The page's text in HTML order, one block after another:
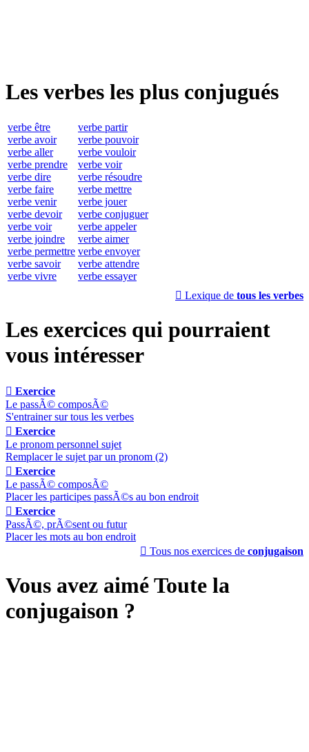
Les verbes les plus conjugués
verbe être
verbe avoir
verbe aller
verbe prendre
verbe dire
verbe faire
verbe venir
verbe devoir
verbe voir
verbe joindre
verbe permettre
verbe savoir
verbe vivre
verbe partir
verbe pouvoir
verbe vouloir
verbe voir
verbe résoudre
verbe mettre
verbe jouer
verbe conjuguer
verbe appeler
verbe aimer
verbe envoyer
verbe attendre
verbe essayer
 Lexique de tous les verbes
Les exercices qui pourraient
vous intéresser
 Exercice
Le passÃ© composÃ©
S'entrainer sur tous les verbes
 Exercice
Le pronom personnel sujet
Remplacer le sujet par un pronom (2)
 Exercice
Le passÃ© composÃ©
Placer les participes passÃ©s au bon endroit
 Exercice
PassÃ©, prÃ©sent ou futur
Placer les mots au bon endroit
 Tous nos exercices de conjugaison
Vous avez aimé Toute la
conjugaison ?